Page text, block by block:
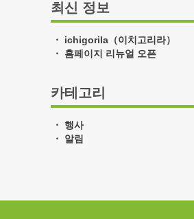
최신 정보
ichigorila（이치고리라）
홈페이지 리뉴얼 오픈
카테고리
행사
알림